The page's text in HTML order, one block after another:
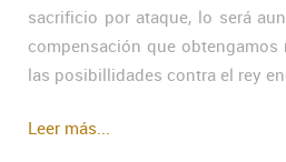
sacrificio por ataque, lo será
compensación que
las posibillidades contra el rey
Leer más...